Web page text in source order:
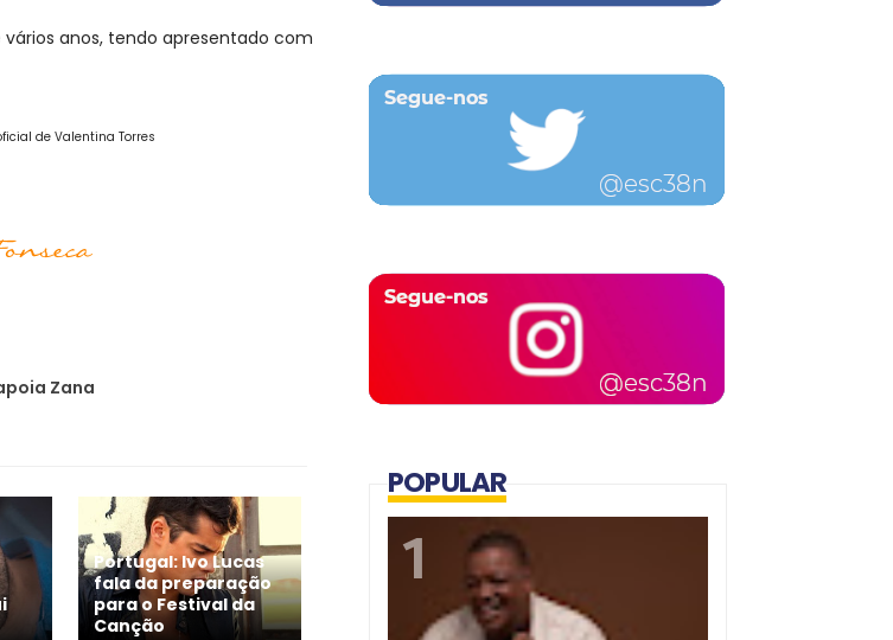
anos, tendo apresentado com
de Valentina Torres
Zana
Portugal: Ivo Lucas
fala da preparação
para o Festival da
Canção
POPULAR